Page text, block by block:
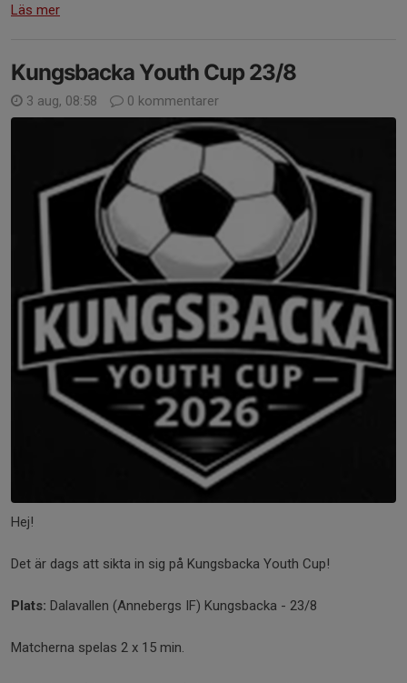
Läs mer
Kungsbacka Youth Cup 23/8
3 aug, 08:58 0 kommentarer
Hej!
Det är dags att sikta in sig på Kungsbacka Youth Cup!
Plats: Dalavallen (Annebergs IF) Kungsbacka - 23/8
Matcherna spelas 2 x 15 min.